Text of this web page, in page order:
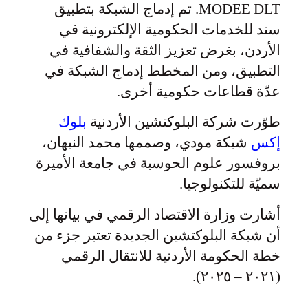
MODEE DLT. تم إدماج الشبكة بتطبيق
سند للخدمات الحكومية الإلكترونية في
الأردن، بغرض تعزيز الثقة والشفافية في
التطبيق، ومن المخطط إدماج الشبكة في
عدّة قطاعات حكومية أخرى.
طوّرت شركة البلوكتشين الأردنية بلوك
إكس شبكة مودي، وصممها محمد النبهان،
بروفسور علوم الحوسبة في جامعة الأميرة
سميّة للتكنولوجيا.
أشارت وزارة الاقتصاد الرقمي في بيانها إلى
أن شبكة البلوكتشين الجديدة تعتبر جزء من
خطة الحكومة الأردنية للانتقال الرقمي
(٢٠٢١ – ٢٠٢٥).